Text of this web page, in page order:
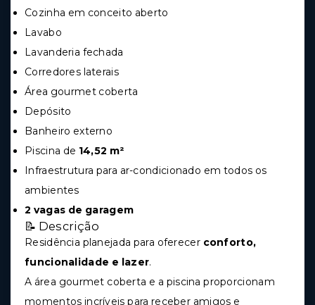
Cozinha em conceito aberto
Lavabo
Lavanderia fechada
Corredores laterais
Área gourmet coberta
Depósito
Banheiro externo
Piscina de 14,52 m²
Infraestrutura para ar-condicionado em todos os
ambientes
2 vagas de garagem
📝 Descrição
Residência planejada para oferecer conforto,
funcionalidade e lazer.
A área gourmet coberta e a piscina proporcionam
momentos incríveis para receber amigos e